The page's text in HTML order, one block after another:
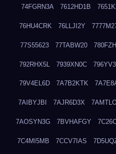
74FGRN3A 7612HD1B
76HU4CRK 76LLJI2Y
77S55623 77TABW20
792RHX5L 7939XN0C
79V4EL6D 7A7B2KTK
7AIBYJBI 7AJR6D3X
7AOSYN3G 7BVHAFGY
7C4MI5MB 7CCV7IAS